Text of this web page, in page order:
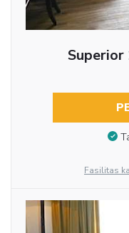
Superior
Fasilitas